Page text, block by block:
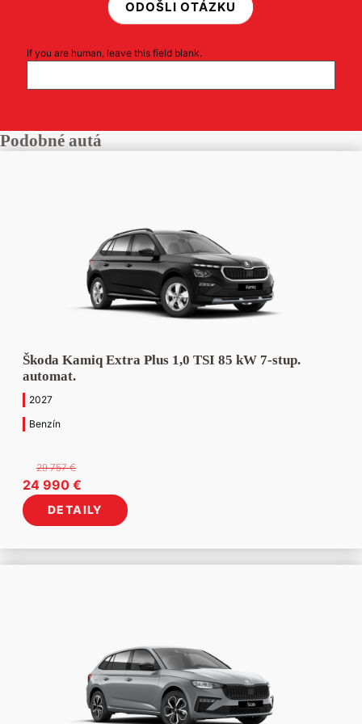
ODOŠLI OTÁZKU
If you are human, leave this field blank.
Podobné autá
Škoda Kamiq Extra Plus 1,0 TSI 85 kW 7-stup.
automat.
2027
Benzín
29 757€
Pôvodná
cena
bola:
757 €.
24 990 €Aktuálna
cena
je:
990 €.
DETAILY